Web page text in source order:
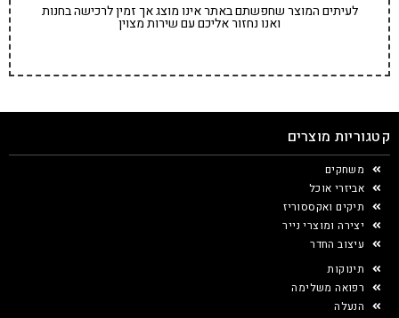
לעיתים המוצר שחפשתם באתר אינו מוצג אך זמין לרכישה בחנות
ואנו נחזור אליכם עם שירות מצוין
קטגוריות מוצרים
משחקים
אביזרי אוכל
תיקים ואקססוריז
יצירה ומוצרי נייר
עיצוב החדר
תינוקות
רפואה משלימה
הנעלה